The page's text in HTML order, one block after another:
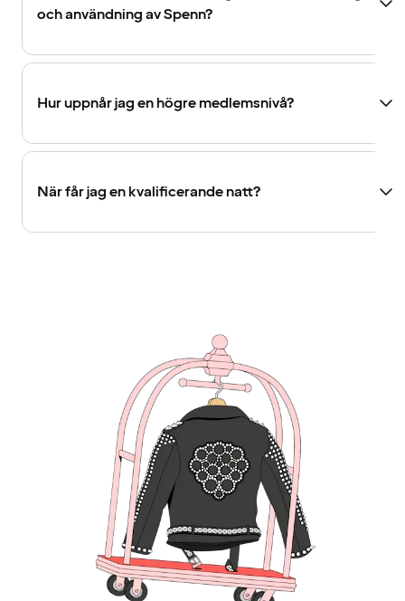
och användning av Spenn?
Hur uppnår jag en högre medlemsnivå?
När får jag en kvalificerande natt?